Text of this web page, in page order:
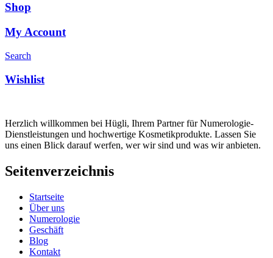
Shop
My Account
Search
Wishlist
Herzlich willkommen bei Hügli, Ihrem Partner für Numerologie-
Dienstleistungen und hochwertige Kosmetikprodukte. Lassen Sie
uns einen Blick darauf werfen, wer wir sind und was wir anbieten.
Seitenverzeichnis
Startseite
Über uns
Numerologie
Geschäft
Blog
Kontakt